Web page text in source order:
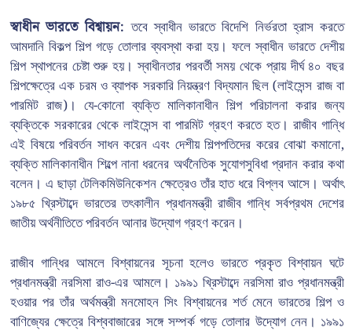
স্বাধীন ভারতে বিশ্বায়ন: তবে স্বাধীন ভারতে বিদেশি নির্ভরতা হ্রাস করতে
আমদানি বিকল্প শিল্প গড়ে তোলার ব্যবস্থা করা হয়। ফলে স্বাধীন ভারতে দেশীয়
শিল্প স্থাপনের চেষ্টা শুরু হয়। স্বাধীনতার পরবর্তী সময় থেকে প্রায় দীর্ঘ ৪০ বছর
শিল্পক্ষেত্রে এক চরম ও ব্যাপক সরকারি নিয়ন্ত্রণ বিদ্যমান ছিল (লাইসেন্স রাজ বা
পারমিট রাজ)। যে-কোনো ব্যক্তি মালিকানাধীন শিল্প পরিচালনা করার জন্য
ব্যক্তিকে সরকারের থেকে লাইসেন্স বা পারমিট গ্রহণ করতে হত। রাজীব গান্ধি
এই বিষয়ে পরিবর্তন সাধন করেন এবং দেশীয় শিল্পপতিদের করের বোঝা কমানো,
ব্যক্তি মালিকানাধীন শিল্পে নানা ধরনের অর্থনৈতিক সুযোগসুবিধা প্রদান করার কথা
বলেন। এ ছাড়া টেলিকমিউনিকেশন ক্ষেত্রেও তাঁর হাত ধরে বিপ্লব আসে। অর্থাৎ
১৯৮৫ খ্রিস্টাব্দে ভারতের তৎকালীন প্রধানমন্ত্রী রাজীব গান্ধি সর্বপ্রথম দেশের
জাতীয় অর্থনীতিতে পরিবর্তন আনার উদ্যোগ গ্রহণ করেন।
রাজীব গান্ধির আমলে বিশ্বায়নের সূচনা হলেও ভারতে প্রকৃত বিশ্বায়ন ঘটে
প্রধানমন্ত্রী নরসিমা রাও-এর আমলে। ১৯৯১ খ্রিস্টাব্দে নরসিমা রাও প্রধানমন্ত্রী
হওয়ার পর তাঁর অর্থমন্ত্রী মনমোহন সিং বিশ্বায়নের শর্ত মেনে ভারতের শিল্প ও
বাণিজ্যের ক্ষেত্রে বিশ্ববাজারের সঙ্গে সম্পর্ক গড়ে তোলার উদ্যোগ নেন। ১৯৯১